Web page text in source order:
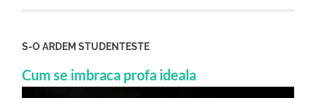
S-O ARDEM STUDENTESTE
Cum se imbraca profa ideala